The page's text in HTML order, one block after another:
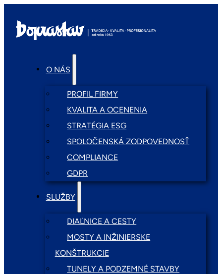
O NÁS
PROFIL FIRMY
KVALITA A OCENENIA
STRATÉGIA ESG
SPOLOČENSKÁ ZODPOVEDNOSŤ
COMPLIANCE
GDPR
SLUŽBY
DIAĽNICE A CESTY
MOSTY A INŽINIERSKE
KONŠTRUKCIE
TUNELY A PODZEMNÉ STAVBY